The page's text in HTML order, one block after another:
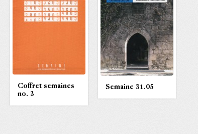
Coffret semaines
no. 3
Semaine 31.05